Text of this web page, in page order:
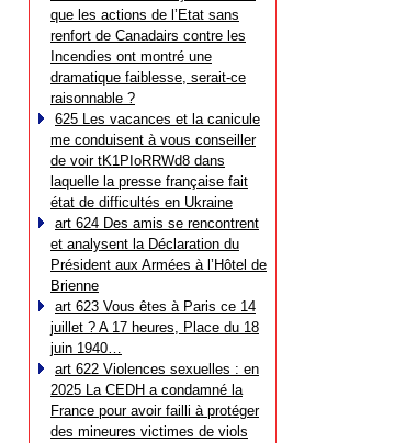
que les actions de l’Etat sans
renfort de Canadairs contre les
Incendies ont montré une
dramatique faiblesse, serait-ce
raisonnable ?
625 Les vacances et la canicule
me conduisent à vous conseiller
de voir tK1PIoRRWd8 dans
laquelle la presse française fait
état de difficultés en Ukraine
art 624 Des amis se rencontrent
et analysent la Déclaration du
Président aux Armées à l’Hôtel de
Brienne
art 623 Vous êtes à Paris ce 14
juillet ? A 17 heures, Place du 18
juin 1940…
art 622 Violences sexuelles : en
2025 La CEDH a condamné la
France pour avoir failli à protéger
des mineures victimes de viols